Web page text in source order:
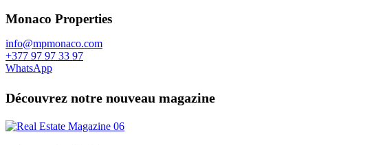
Monaco Properties
info@mpmonaco.com
+377 97 97 33 97
WhatsApp
Découvrez notre nouveau magazine